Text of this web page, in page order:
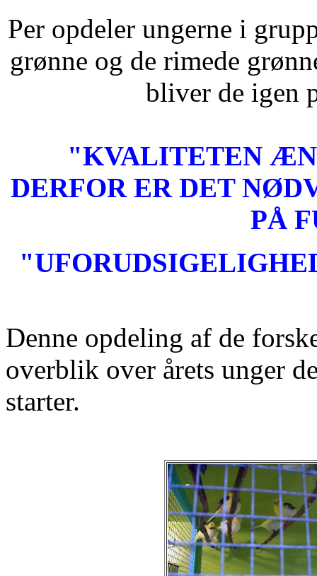
Per opdeler ungerne i
grønne og de rimede
bliver de igen
"KVALITETEN
DERFOR ER DET
PÅ
Denne opdeling af de
overblik over årets unger
starter.